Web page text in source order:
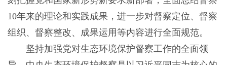
10年来的理论和实践成果，进一步对督察定位、督察
组织、督察整改、成果运用等内容进行全面规范。
坚持加强党对生态环境保护督察工作的全面领